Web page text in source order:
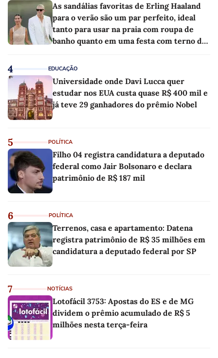
As sandálias favoritas de Erling Haaland
para o verão são um par perfeito, ideal
tanto para usar na praia com roupa de
banho quanto em uma festa com terno de
4 EDUCAÇÃO
Universidade onde Davi Lucca quer
estudar nos EUA custa quase R$ 400 mil e
já teve 29 ganhadores do prêmio Nobel
5 POLÍTICA
Filho 04 registra candidatura a deputado
federal como Jair Bolsonaro e declara
patrimônio de R$ 187 mil
6 POLÍTICA
Terrenos, casa e apartamento: Datena
registra patrimônio de R$ 35 milhões em
candidatura a deputado federal por SP
7 NOTÍCIAS
Lotofácil 3753: Apostas do ES e de MG
dividem o prêmio acumulado de R$ 5
milhões nesta terça-feira